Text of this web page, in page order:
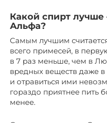
Какой спирт
Альфа?
Самым лучшим
всего примесей, в
в 7 раз меньше, чем в
вредных веществ даже
и отравиться ими
гораздо приятнее пить
менее.